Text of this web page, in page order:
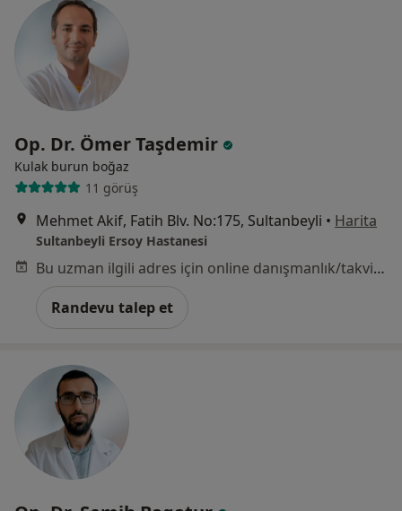
Op. Dr. Ömer Taşdemir
Kulak burun boğaz
11 görüş
Mehmet Akif, Fatih Blv. No:175, Sultanbeyli • Harita
Sultanbeyli Ersoy Hastanesi
Bu uzman ilgili adres için online danışmanlık/takvim sunmuyor.
Randevu talep et